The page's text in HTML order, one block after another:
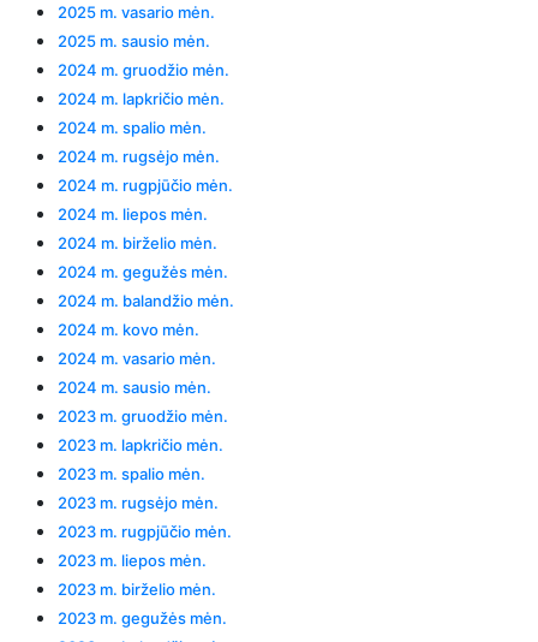
2025 m. vasario mėn.
2025 m. sausio mėn.
2024 m. gruodžio mėn.
2024 m. lapkričio mėn.
2024 m. spalio mėn.
2024 m. rugsėjo mėn.
2024 m. rugpjūčio mėn.
2024 m. liepos mėn.
2024 m. birželio mėn.
2024 m. gegužės mėn.
2024 m. balandžio mėn.
2024 m. kovo mėn.
2024 m. vasario mėn.
2024 m. sausio mėn.
2023 m. gruodžio mėn.
2023 m. lapkričio mėn.
2023 m. spalio mėn.
2023 m. rugsėjo mėn.
2023 m. rugpjūčio mėn.
2023 m. liepos mėn.
2023 m. birželio mėn.
2023 m. gegužės mėn.